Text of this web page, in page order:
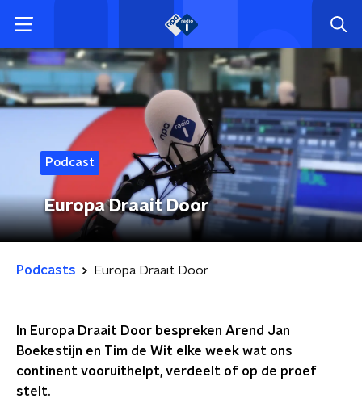
Podcast
Europa Draait Door
Podcasts Europa Draait Door
In Europa Draait Door bespreken Arend Jan
Boekestijn en Tim de Wit elke week wat ons
continent vooruithelpt, verdeelt of op de proef
stelt.